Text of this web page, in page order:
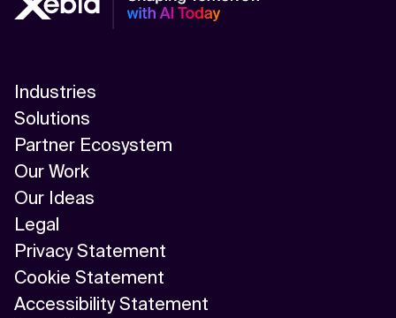
Industries
Solutions
Partner Ecosystem
Our Work
Our Ideas
Legal
Privacy Statement
Cookie Statement
Accessibility Statement